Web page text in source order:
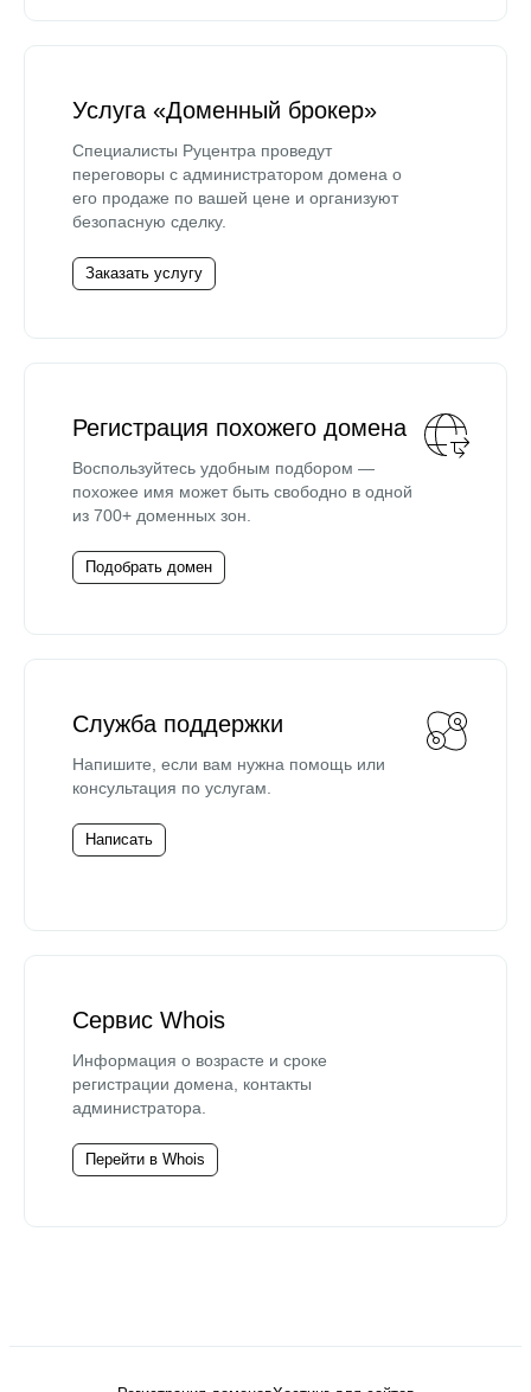
Услуга «Доменный брокер»
Специалисты Руцентра проведут
переговоры с администратором домена о
его продаже по вашей цене и организуют
безопасную сделку.
Заказать услугу
Регистрация похожего домена
Воспользуйтесь удобным подбором —
похожее имя может быть свободно в одной
из 700+ доменных зон.
Подобрать домен
Служба поддержки
Напишите, если вам нужна помощь или
консультация по услугам.
Написать
Сервис Whois
Информация о возрасте и сроке
регистрации домена, контакты
администратора.
Перейти в Whois